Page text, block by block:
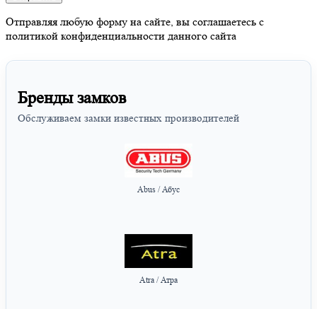
Отправляя любую форму на сайте, вы соглашаетесь с
политикой конфиденциальности данного сайта
Бренды замков
Обслуживаем замки известных производителей
Abus / Абус
Atra / Атра